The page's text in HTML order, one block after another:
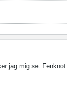
jag mig se.